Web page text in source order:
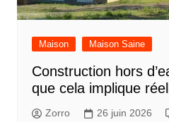
Maison Maison Saine
Construction hors
que cela implique
Zorro 26 juin 2026